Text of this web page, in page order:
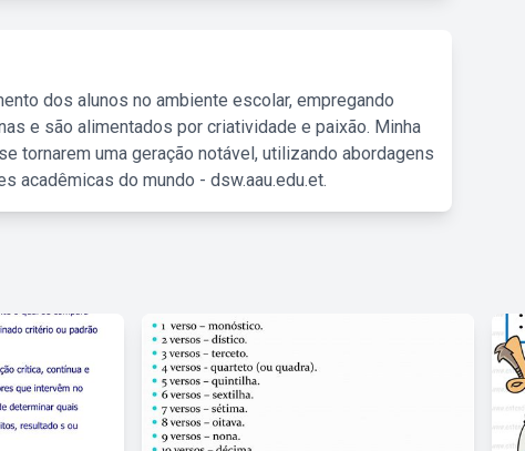
dos alunos no ambiente escolar, empregando
e são alimentados por criatividade e paixão. Minha
tornarem uma geração notável, utilizando abordagens
acadêmicas do mundo - dsw.aau.edu.et.